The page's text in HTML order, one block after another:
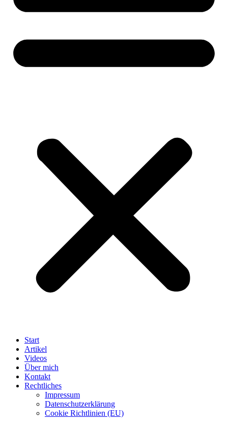
Start
Artikel
Videos
Über mich
Kontakt
Rechtliches
Impressum
Datenschutzerklärung
Cookie Richtlinien (EU)